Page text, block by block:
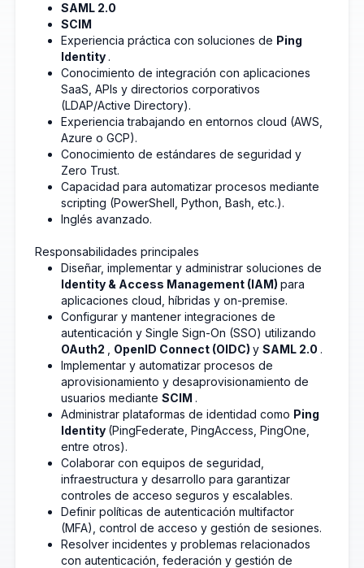
SAML 2.0
SCIM
Experiencia práctica con soluciones de Ping
Identity .
Conocimiento de integración con aplicaciones
SaaS, APIs y directorios corporativos
(LDAP/Active Directory).
Experiencia trabajando en entornos cloud (AWS,
Azure o GCP).
Conocimiento de estándares de seguridad y
Zero Trust.
Capacidad para automatizar procesos mediante
scripting (PowerShell, Python, Bash, etc.).
Inglés avanzado.
Responsabilidades principales
Diseñar, implementar y administrar soluciones de
Identity & Access Management (IAM) para
aplicaciones cloud, híbridas y on-premise.
Configurar y mantener integraciones de
autenticación y Single Sign-On (SSO) utilizando
OAuth2
OpenID Connect (OIDC) y SAML 2.0 .
Implementar y automatizar procesos de
aprovisionamiento y desaprovisionamiento de
usuarios mediante SCIM .
Administrar plataformas de identidad como Ping
Identity (PingFederate, PingAccess, PingOne,
entre otros).
Colaborar con equipos de seguridad,
infraestructura y desarrollo para garantizar
controles de acceso seguros y escalables.
Definir políticas de autenticación multifactor
(MFA), control de acceso y gestión de sesiones.
Resolver incidentes y problemas relacionados
con autenticación, federación y gestión de